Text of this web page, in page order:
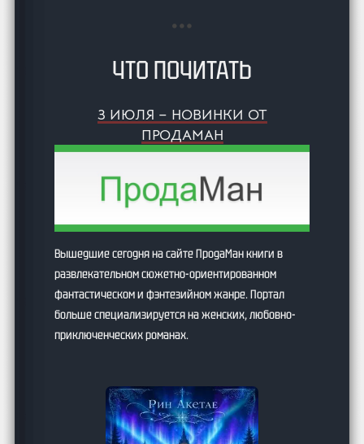
ЧТО ПОЧИТАТЬ
3 ИЮЛЯ – НОВИНКИ ОТ
ПРОДАМАН
Вышедшие сегодня на сайте ПродаМан книги в
развлекательном сюжетно-ориентированном
фантастическом и фэнтезийном жанре. Портал
больше специализируется на женских, любовно-
приключенческих романах.